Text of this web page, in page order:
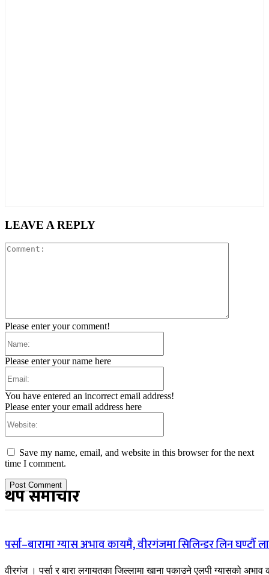
LEAVE A REPLY
Please enter your comment!
Please enter your name here
You have entered an incorrect email address!
Please enter your email address here
Save my name, email, and website in this browser for the next
time I comment.
थप समाचार
पर्सा–बारामा ग्यास अभाव कायमै, वीरगंजमा सिलिन्डर लिन घण्टौँ
वीरगंज । पर्सा र बारा लगायतका जिल्लामा खाना पकाउने एलपी ग्यासको अभाव